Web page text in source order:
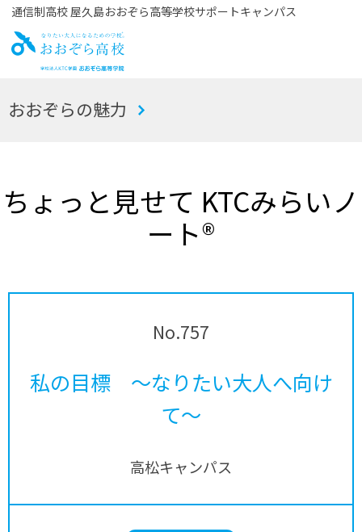
通信制高校 屋久島おおぞら高等学校サポートキャンパス
お
おおぞらの魅力
ちょっと見せて KTCみらいノ
ート®
No.757
私の目標 ～なりたい大人へ向け
て～
高松キャンパス